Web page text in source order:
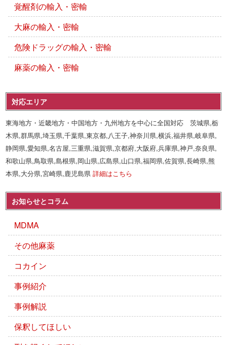
覚醒剤の輸入・密輸
大麻の輸入・密輸
危険ドラッグの輸入・密輸
麻薬の輸入・密輸
対応エリア
東海地方・近畿地方・中国地方・九州地方を中心に全国対応 茨城県,栃
木県,群馬県,埼玉県,千葉県,東京都,八王子,神奈川県,横浜,福井県,岐阜県,
静岡県,愛知県,名古屋,三重県,滋賀県,京都府,大阪府,兵庫県,神戸,奈良県,
和歌山県,鳥取県,島根県,岡山県,広島県,山口県,福岡県,佐賀県,長崎県,熊
本県,大分県,宮崎県,鹿児島県詳細はこちら
お知らせとコラム
MDMA
その他麻薬
コカイン
事例紹介
事例解説
保釈してほしい